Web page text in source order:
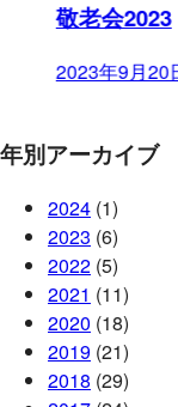
敬老会2023
2023年9月20日 >>
年別アーカイブ
2024 (1)
2023 (6)
2022 (5)
2021 (11)
2020 (18)
2019 (21)
2018 (29)